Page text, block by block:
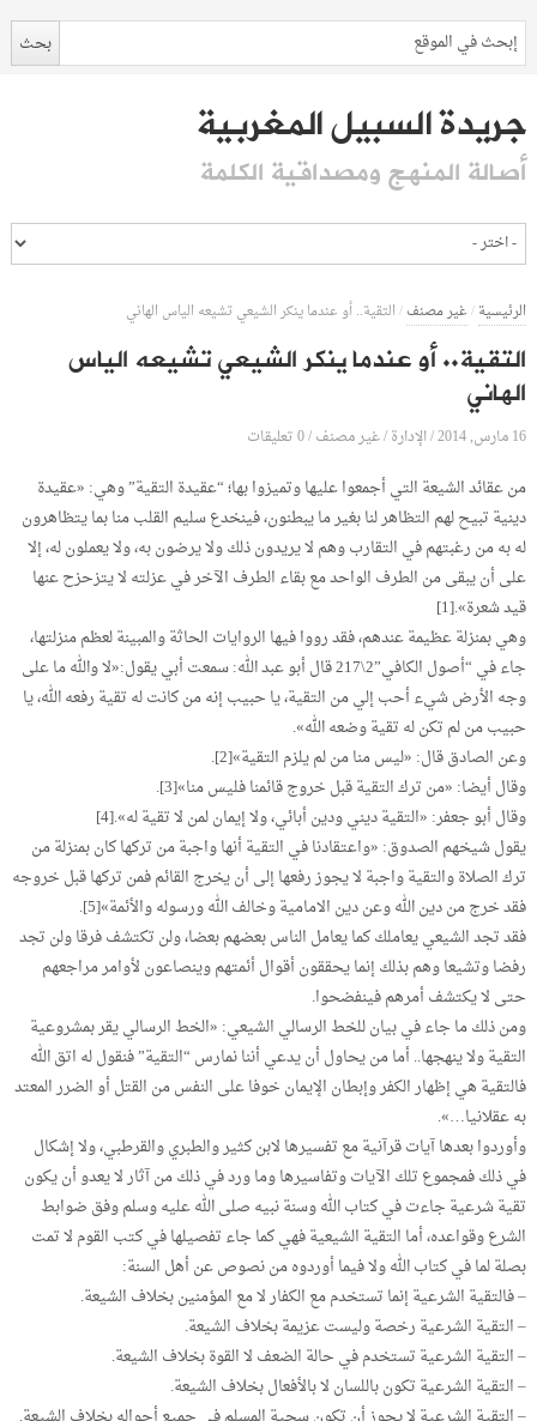
جريدة السبيل المغربية
أصالة المنهج ومصداقية الكلمة
الرئيسية/غير مصنف/التقية.. أو عندما ينكر الشيعي تشيعه الياس الهاني
التقية.. أو عندما ينكر الشيعي تشيعه الياس
الهاني
16 مارس, 2014 /الإدارة/غير مصنف/0 تعليقات
من عقائد الشيعة التي أجمعوا عليها وتميزوا بها؛ “عقيدة التقية” وهي: «عقيدة
دينية تبيح لهم التظاهر لنا بغير ما يبطنون، فينخدع سليم القلب منا بما يتظاهرون
له به من رغبتهم في التقارب وهم لا يريدون ذلك ولا يرضون به، ولا يعملون له، إلا
على أن يبقى من الطرف الواحد مع بقاء الطرف الآخر في عزلته لا يتزحزح عنها
قيد شعرة».[1]
وهي بمنزلة عظيمة عندهم، فقد رووا فيها الروايات الحاثة والمبينة لعظم منزلتها،
جاء في “أصول الكافي”2\217 قال أبو عبد الله: سمعت أبي يقول:«لا والله ما على
وجه الأرض شيء أحب إلي من التقية، يا حبيب إنه من كانت له تقية رفعه الله، يا
حبيب من لم تكن له تقية وضعه الله».
وعن الصادق قال: «ليس منا من لم يلزم التقية»[2].
وقال أيضا: «من ترك التقية قبل خروج قائمنا فليس منا»[3].
وقال أبو جعفر: «التقية ديني ودين أبائي، ولا إيمان لمن لا تقية له».[4]
يقول شيخهم الصدوق: «واعتقادنا في التقية أنها واجبة من تركها كان بمنزلة من
ترك الصلاة والتقية واجبة لا يجوز رفعها إلى أن يخرج القائم فمن تركها قبل خروجه
فقد خرج من دين الله وعن دين الامامية وخالف الله ورسوله والأئمة»[5].
فقد تجد الشيعي يعاملك كما يعامل الناس بعضهم بعضا، ولن تكتشف فرقا ولن تجد
رفضا وتشيعا وهم بذلك إنما يحققون أقوال أئمتهم وينصاعون لأوامر مراجعهم
حتى لا يكتشف أمرهم فينفضحوا.
ومن ذلك ما جاء في بيان للخط الرسالي الشيعي: «الخط الرسالي يقر بمشروعية
التقية ولا ينهجها.. أما من يحاول أن يدعي أننا نمارس “التقية” فنقول له اتق الله
فالتقية هي إظهار الكفر وإبطان الإيمان خوفا على النفس من القتل أو الضرر المعتد
به عقلانيا…».
وأوردوا بعدها آيات قرآنية مع تفسيرها لابن كثير والطبري والقرطبي، ولا إشكال
في ذلك فمجموع تلك الآيات وتفاسيرها وما ورد في ذلك من آثار لا يعدو أن يكون
تقية شرعية جاءت في كتاب الله وسنة نبيه صلى الله عليه وسلم وفق ضوابط
الشرع وقواعده، أما التقية الشيعية فهي كما جاء تفصيلها في كتب القوم لا تمت
بصلة لما في كتاب الله ولا فيما أوردوه من نصوص عن أهل السنة:
– فالتقية الشرعية إنما تستخدم مع الكفار لا مع المؤمنين بخلاف الشيعة.
– التقية الشرعية رخصة وليست عزيمة بخلاف الشيعة.
– التقية الشرعية تستخدم في حالة الضعف لا القوة بخلاف الشيعة.
– التقية الشرعية تكون باللسان لا بالأفعال بخلاف الشيعة.